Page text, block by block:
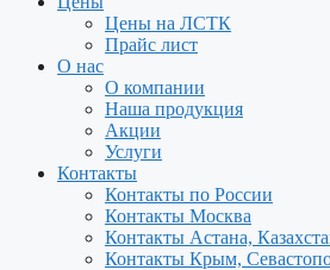
Цены на ЛСТК
Прайс лист
О нас
О компании
Наша продукция
Акции
Услуги
Контакты
Контакты по России
Контакты Москва
Контакты Астана,
Контакты Крым,